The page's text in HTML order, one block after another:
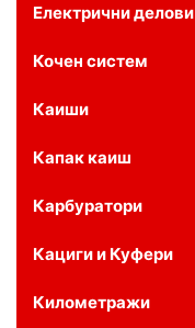
Електрични делови
Кочен систем
Каиши
Капак каиш
Карбуратори
Кациги и Куфери
Километражи